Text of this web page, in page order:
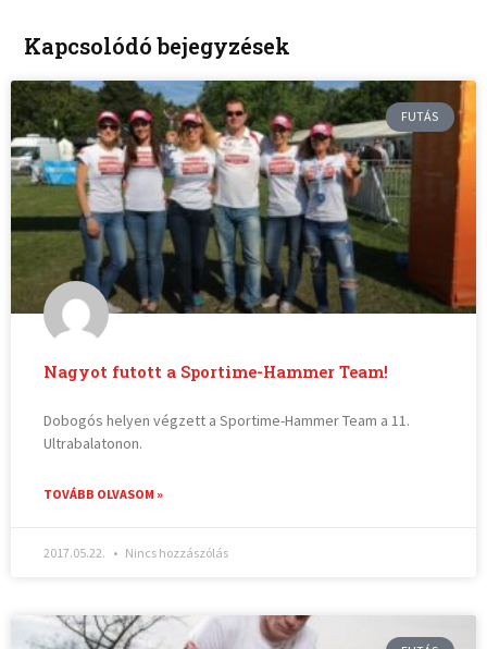
Kapcsolódó bejegyzések
FUTÁS
Nagyot futott a Sportime-Hammer Team!
Dobogós helyen végzett a Sportime-Hammer Team a 11.
Ultrabalatonon.
TOVÁBB OLVASOM »
2017.05.22. Nincs hozzászólás